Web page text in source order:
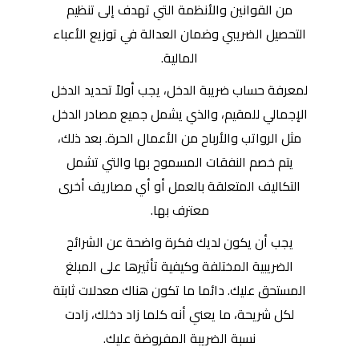
من القوانين والأنظمة التي تهدف إلى تنظيم
التحصيل الضريبي وضمان العدالة في توزيع الأعباء
المالية.
لمعرفة حساب ضريبة الدخل، يجب أولاً تحديد الدخل
الإجمالي للمقيم، والذي يشمل جميع مصادر الدخل
مثل الرواتب والأرباح من الأعمال الحرة. بعد ذلك،
يتم خصم النفقات المسموح بها والتي تشمل
التكاليف المتعلقة بالعمل أو أي مصاريف أخرى
معترف بها.
يجب أن يكون لديك فكرة واضحة عن الشرائح
الضريبية المختلفة وكيفية تأثيرها على المبلغ
المستحق عليك. دائما ما تكون هناك معدلات ثابتة
لكل شريحة، ما يعني أنه كلما زاد دخلك، زادت
نسبة الضريبة المفروضة عليك.